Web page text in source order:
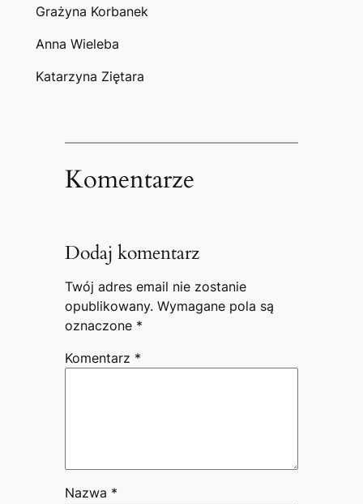
Grażyna Korbanek
Anna Wieleba
Katarzyna Ziętara
Komentarze
Dodaj komentarz
Twój adres email nie zostanie
opublikowany. Wymagane pola są
oznaczone *
Komentarz *
Nazwa *